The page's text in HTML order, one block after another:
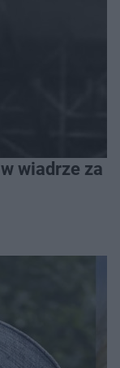
wiadrze za